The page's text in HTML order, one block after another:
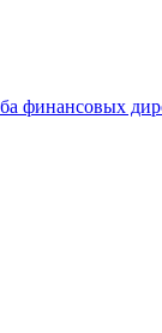
финансовых